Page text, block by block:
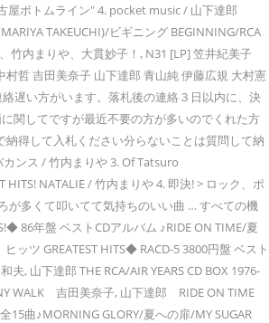
屋ボトムライン" 4. pocket music / 山下達郎
TAKEUCHI)/ビギニング BEGINNING/RCA
内まりや、大貫妙子！, N31 [LP] 笠井紀美子
哲 吉田美奈子 山下達郎 青山純 伊藤広規 大村憲
遅い方がいます。落札後の連絡３日以内に、決
関してですが最近不要の方が多いのでくれた方
得して入札ください分らないことは質問して納
ンス / 竹内まりや 3. Of Tatsuro
NATALIE / 竹内まりや 4. 即決! > ロック、ポ
が多くて叩いてて気持ちのいい曲 … すべての機
86年盤 ベストCDアルバム ♪RIDE ON TIME/夏
ツ GREATEST HITS◆ RACD-5 3800円盤 ベスト
山下達郎 THE RCA/AIR YEARS CD BOX 1976-
WALK 吉田美奈子, 山下達郎 RIDE ON TIME
♪MORNING GLORY/夏への扉/MY SUGAR